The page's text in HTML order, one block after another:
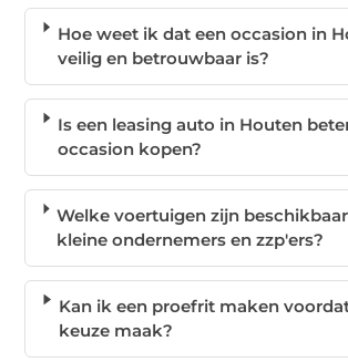
Hoe weet ik dat een occasion in
veilig en betrouwbaar is?
Is een leasing auto in Houten
occasion kopen?
Welke voertuigen zijn
kleine ondernemers en zzp'ers?
Kan ik een proefrit maken
keuze maak?